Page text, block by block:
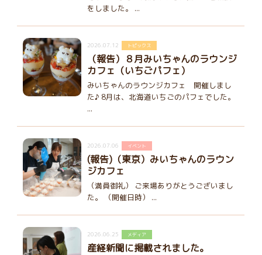
をしました。 ...
2026.07.12 トピックス
（報告）８月みいちゃんのラウンジ
カフェ（いちごパフェ）
みいちゃんのラウンジカフェ 開催しまし
た♪ 8月は、北海道いちごのパフェでした。
...
2026.07.06 イベント
(報告)（東京）みいちゃんのラウン
ジカフェ
（満員御礼） ご来場ありがとうございまし
た。 （開催日時） ...
2026.06.25 メディア
産経新聞に掲載されました。